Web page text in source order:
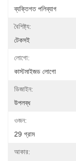
ব্যক্তিগত পলিব্যাগ
বৈশিষ্ট্য:
টেকসই
লোগো:
কাস্টমাইজড লোগো
ডিজাইন:
উপলব্ধ
ওজন:
29 গ্রাম
আকার: